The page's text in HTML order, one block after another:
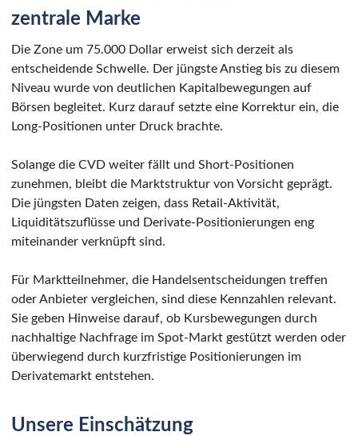
zentrale Marke
Die Zone um 75.000 Dollar erweist sich derzeit als
entscheidende Schwelle. Der jüngste Anstieg bis zu diesem
Niveau wurde von deutlichen Kapitalbewegungen auf
Börsen begleitet. Kurz darauf setzte eine Korrektur ein, die
Long-Positionen unter Druck brachte.
Solange die CVD weiter fällt und Short-Positionen
zunehmen, bleibt die Marktstruktur von Vorsicht geprägt.
Die jüngsten Daten zeigen, dass Retail-Aktivität,
Liquiditätszuflüsse und Derivate-Positionierungen eng
miteinander verknüpft sind.
Für Marktteilnehmer, die Handelsentscheidungen treffen
oder Anbieter vergleichen, sind diese Kennzahlen relevant.
Sie geben Hinweise darauf, ob Kursbewegungen durch
nachhaltige Nachfrage im Spot-Markt gestützt werden oder
überwiegend durch kurzfristige Positionierungen im
Derivatemarkt entstehen.
Unsere Einschätzung